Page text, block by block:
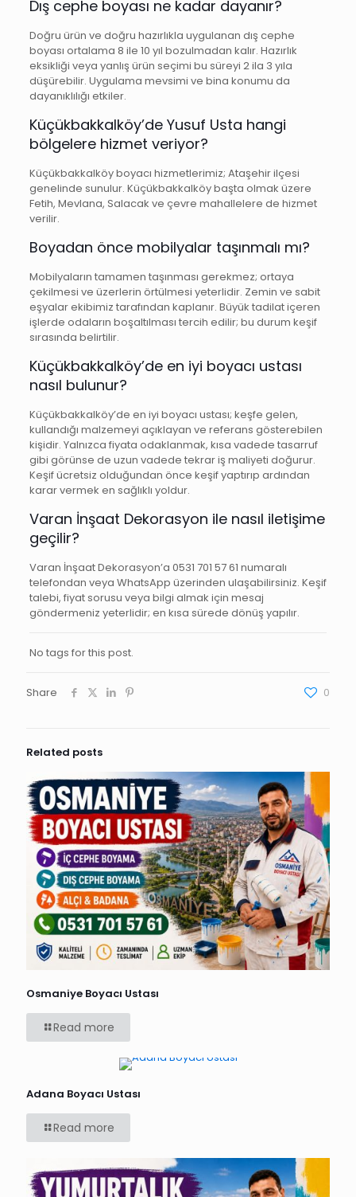
Dış cephe boyası ne kadar dayanır?
Doğru ürün ve doğru hazırlıkla uygulanan dış cephe
boyası ortalama 8 ile 10 yıl bozulmadan kalır. Hazırlık
eksikliği veya yanlış ürün seçimi bu süreyi 2 ila 3 yıla
düşürebilir. Uygulama mevsimi ve bina konumu da
dayanıklılığı etkiler.
Küçükbakkalköy’de Yusuf Usta hangi
bölgelere hizmet veriyor?
Küçükbakkalköy boyacı hizmetlerimiz; Ataşehir ilçesi
genelinde sunulur. Küçükbakkalköy başta olmak üzere
Fetih, Mevlana, Salacak ve çevre mahallelere de hizmet
verilir.
Boyadan önce mobilyalar taşınmalı mı?
Mobilyaların tamamen taşınması gerekmez; ortaya
çekilmesi ve üzerlerin örtülmesi yeterlidir. Zemin ve sabit
eşyalar ekibimiz tarafından kaplanır. Büyük tadilat içeren
işlerde odaların boşaltılması tercih edilir; bu durum keşif
sırasında belirtilir.
Küçükbakkalköy’de en iyi boyacı ustası
nasıl bulunur?
Küçükbakkalköy’de en iyi boyacı ustası; keşfe gelen,
kullandığı malzemeyi açıklayan ve referans gösterebilen
kişidir. Yalnızca fiyata odaklanmak, kısa vadede tasarruf
gibi görünse de uzun vadede tekrar iş maliyeti doğurur.
Keşif ücretsiz olduğundan önce keşif yaptırıp ardından
karar vermek en sağlıklı yoldur.
Varan İnşaat Dekorasyon ile nasıl iletişime
geçilir?
Varan İnşaat Dekorasyon’a 0531 701 57 61 numaralı
telefondan veya WhatsApp üzerinden ulaşabilirsiniz. Keşif
talebi, fiyat sorusu veya bilgi almak için mesaj
göndermeniz yeterlidir; en kısa sürede dönüş yapılır.
No tags for this post.
Share 0
Related posts
Osmaniye Boyacı Ustası
Read more
Adana Boyacı Ustası
Read more